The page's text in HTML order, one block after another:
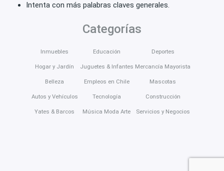
Intenta con más palabras claves generales.
Categorías
Inmuebles
Hogar y Jardín
Belleza
Autos y Vehículos
Yates & Barcos
Educación
Juguetes & Infantes
Empleos en Chile
Tecnología
Música Moda Arte
Deportes
Mercancía Mayorista
Mascotas
Construcción
Servicios y Negocios